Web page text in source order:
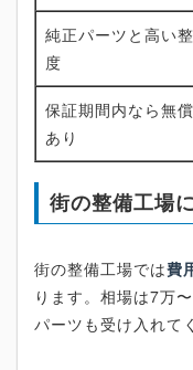
純正パーツと高い
度
保証期間内なら無
あり
街の整備工場
街の整備工場では費
ります。相場は7万
パーツも受け入れて